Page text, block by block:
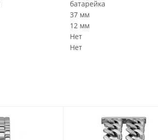
батарейка
37 мм
12 мм
Нет
Нет